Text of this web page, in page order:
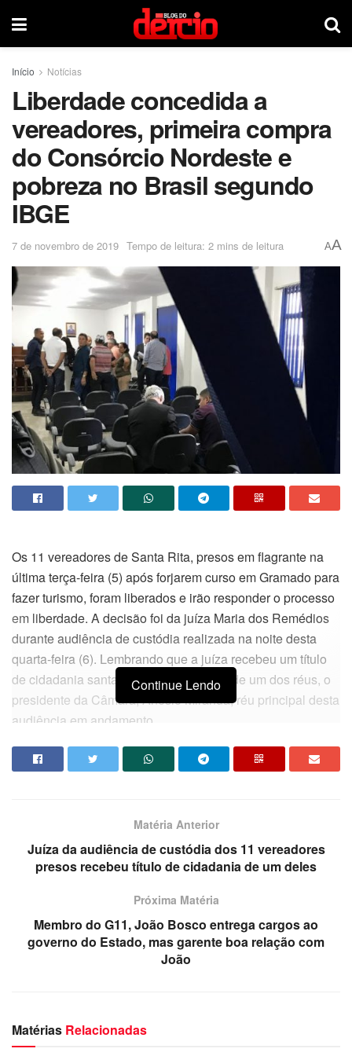
Início Notícias
Liberdade concedida a
vereadores, primeira compra
do Consórcio Nordeste e
pobreza no Brasil segundo
IBGE
7 de novembro de 2019 Tempo de leitura: 2 mins de leitura AA
Os 11 vereadores de Santa Rita, presos em flagrante na
última terça-feira (5) após forjarem curso em Gramado para
fazer turismo, foram liberados e irão responder o processo
em liberdade. A decisão foi da juíza Maria dos Remédios
durante audiência de custódia realizada na noite desta
quarta-feira (6). Lembrando que a juíza recebeu um título
de cidadania santarritense, propositura de um dos réus, o
presidente da Câmara, Anésio Miranda, réu principal desta
audiência em andamento.
O Consórcio Nordeste, ferramenta de gestão que reúne os
aproximadamente 30%. A primeira licitação, realizada pelo
Continue Lendo
Matéria Anterior
Juíza da audiência de custódia dos 11 vereadores
presos recebeu título de cidadania de um deles
Próxima Matéria
Membro do G11, João Bosco entrega cargos ao
governo do Estado, mas garente boa relação com
João
Matérias Relacionadas